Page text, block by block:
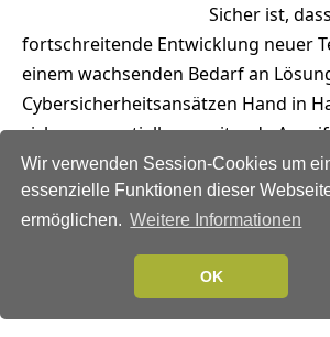
Wir verwenden Session-Cookies um
essenzielle Funktionen dieser
ermöglichen. Weitere Informationen
OK
Sicher ist,
fortschreitende Entwicklung neuer
einem wachsenden Bedarf an
Cybersicherheitsansätzen Hand in
sich exponentiell ausweitende
verringern, im »Smart Building«
in »Smart Cities« oder